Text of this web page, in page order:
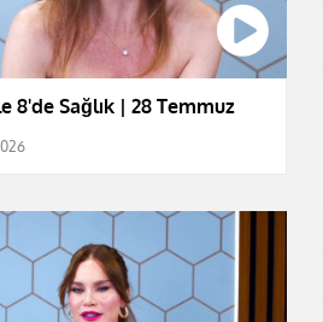
8'de Sağlık | 28 Temmuz